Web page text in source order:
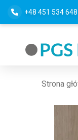
+48 451 534 648
Strona